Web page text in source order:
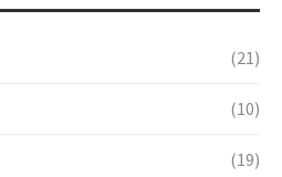
(21)
(10)
(19)